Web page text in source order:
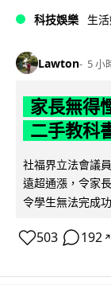
科技娛樂 生
Lawton 5 小
家長無得
二手教科
社福界立法會議
遠超通漲，令家
令學生無法完成
503 192 ↗